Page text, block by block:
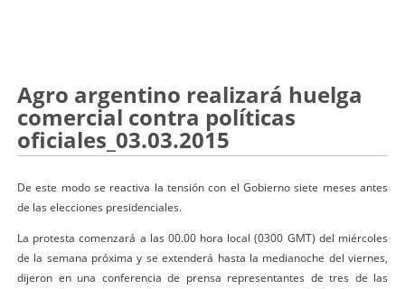
Agro argentino realizará huelga
comercial contra políticas
oficiales_03.03.2015
De este modo se reactiva la tensión con el Gobierno siete meses antes
de las elecciones presidenciales.
La protesta comenzará a las 00.00 hora local (0300 GMT) del miércoles
de la semana próxima y se extenderá hasta la medianoche del viernes,
dijeron en una conferencia de prensa representantes de tres de las